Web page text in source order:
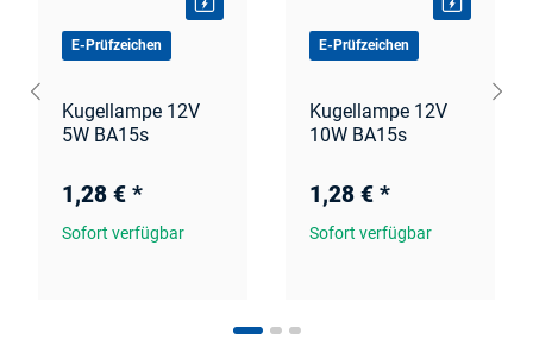
E-Prüfzeichen
Kugellampe 12V
5W BA15s
1,28 € *
Sofort verfügbar
E-Prüfzeichen
Kugellampe 12V
10W BA15s
1,28 € *
Sofort verfügbar